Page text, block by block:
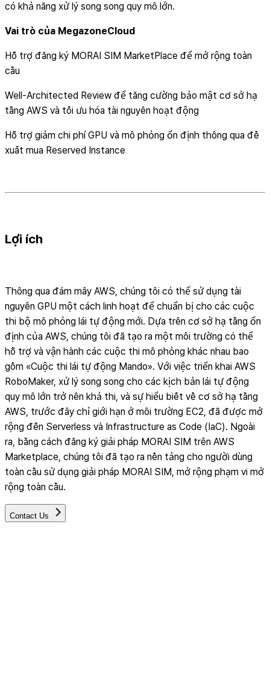
có khả năng xử lý song song quy mô lớn.
Vai trò của MegazoneCloud
Hỗ trợ đăng ký MORAI SIM MarketPlace để mở rộng toàn
cầu
Well-Architected Review để tăng cường bảo mật cơ sở hạ
tầng AWS và tối ưu hóa tài nguyên hoạt động
Hỗ trợ giảm chi phí GPU và mô phỏng ổn định thông qua đề
xuất mua Reserved Instance
Lợi ích
Thông qua đám mây AWS, chúng tôi có thể sử dụng tài
nguyên GPU một cách linh hoạt để chuẩn bị cho các cuộc
thi bộ mô phỏng lái tự động mới. Dựa trên cơ sở hạ tầng ổn
định của AWS, chúng tôi đã tạo ra một môi trường có thể
hỗ trợ và vận hành các cuộc thi mô phỏng khác nhau bao
gồm «Cuộc thi lái tự động Mando». Với việc triển khai AWS
RoboMaker, xử lý song song cho các kịch bản lái tự động
quy mô lớn trở nên khả thi, và sự hiểu biết về cơ sở hạ tầng
AWS, trước đây chỉ giới hạn ở môi trường EC2, đã được mở
rộng đến Serverless và Infrastructure as Code (IaC). Ngoài
ra, bằng cách đăng ký giải pháp MORAI SIM trên AWS
Marketplace, chúng tôi đã tạo ra nền tảng cho người dùng
toàn cầu sử dụng giải pháp MORAI SIM, mở rộng phạm vi mở
rộng toàn cầu.
Contact Us